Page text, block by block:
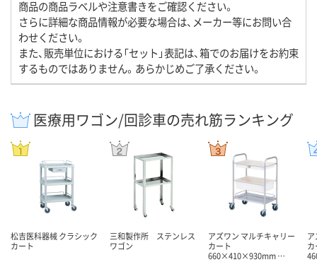
商品の商品ラベルや注意書きをご確認ください。
さらに詳細な商品情報が必要な場合は、メーカー等にお問い合
わせください。
また、販売単位における「セット」表記は、箱でのお届けをお約束
するものではありません。あらかじめご了承ください。
医療用ワゴン/回診車の売れ筋ランキング
松吉医科器械 クラシック
カート
三和製作所 ステンレス
ワゴン
アズワン マルチキャリー
カート
660×410×930mm …